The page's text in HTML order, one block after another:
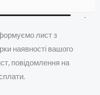
лист з
наявності вашого
повідомлення на